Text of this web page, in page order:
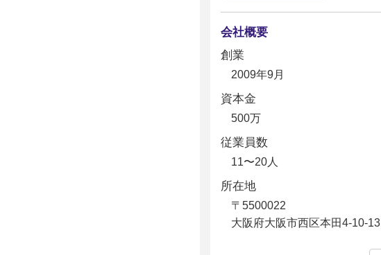
会社概要
創業
2009年9月
資本金
500万
従業員数
11〜20人
所在地
〒5500022
大阪府大阪市西区本田4-10-13